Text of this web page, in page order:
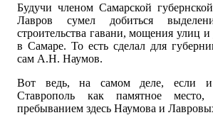
Будучи членом Самарской
Лавров сумел добиться
строительства гавани, мощения улиц
в Самаре. То есть сделал для
сам А.Н. Наумов.
Вот ведь, на самом деле, если и
Ставрополь как памятное
пребыванием здесь Наумова и